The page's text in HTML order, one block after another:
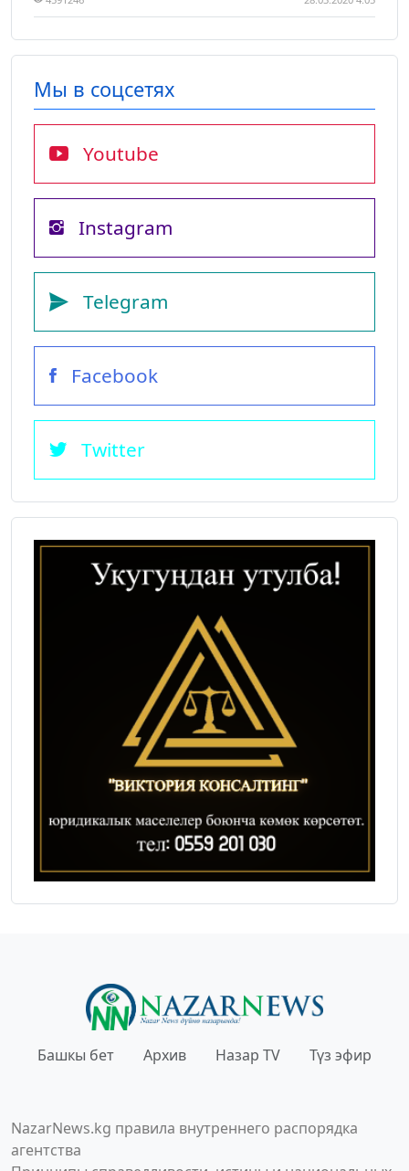
Мы в соцсетях
Youtube
Instagram
Telegram
Facebook
Twitter
Башкы бет Архив Назар TV Түз эфир
NazarNews.kg правила внутреннего распорядка
агентства